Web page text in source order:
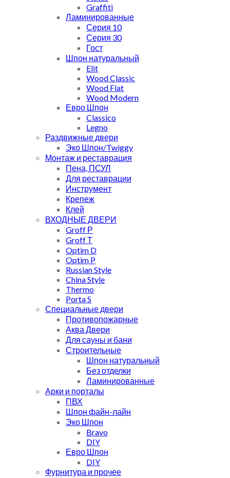
Graffiti
Ламинированные
Серия 10
Серия 30
Гост
Шпон натуральный
Elit
Wood Classic
Wood Flat
Wood Modern
Евро Шпон
Classico
Legno
Раздвижные двери
Эко Шпон/Twiggy
Монтаж и реставрация
Пена, ПСУЛ
Для реставрации
Инструмент
Крепеж
Клей
ВХОДНЫЕ ДВЕРИ
Groff Р
Groff Т
Optim D
Optim P
Russian Style
China Style
Thermo
Porta S
Специальные двери
Противопожарные
Аква Двери
Для сауны и бани
Строительные
Шпон натуральный
Без отделки
Ламинированные
Арки и порталы
ПВХ
Шпон файн-лайн
Эко Шпон
Bravo
DIY
Евро Шпон
DIY
Фурнитура и прочее